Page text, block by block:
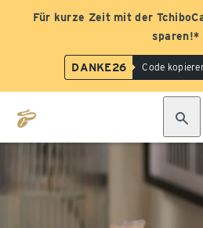
Für kurze Zeit mit der
sparen!*
DANKE26 Code